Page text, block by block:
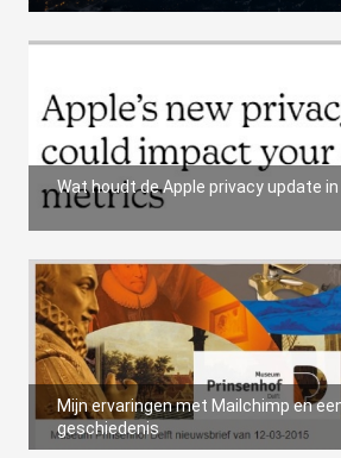
Wat houdt de Apple privacy update
Mijn ervaringen met Mailchimp en
geschiedenis